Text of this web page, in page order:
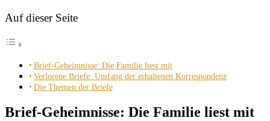
Auf dieser Seite
Brief-Geheimnisse: Die Familie liest mit
Verlorene Briefe: Umfang der erhaltenen Korrespondenz
Die Themen der Briefe
Brief-Geheimnisse: Die Familie liest mit